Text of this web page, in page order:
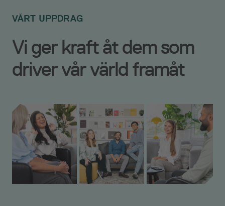
Vi ger kraft åt dem som
driver vår värld framåt
VÅRT UPPDRAG